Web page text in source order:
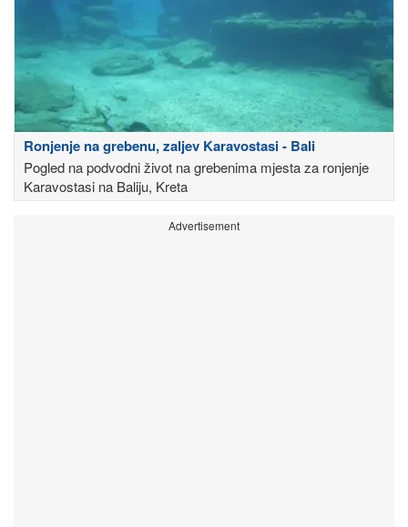
Ronjenje na grebenu, zaljev Karavostasi - Bali
Pogled na podvodni život na grebenima mjesta za ronjenje
Karavostasi na Baliju, Kreta
Advertisement